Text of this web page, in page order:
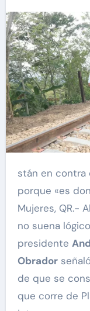
stán en contra del tramo 5 del Tren Maya
porque «es
Mujeres, QR.-
no suena
presidente
Obrador
de que se
que corre de